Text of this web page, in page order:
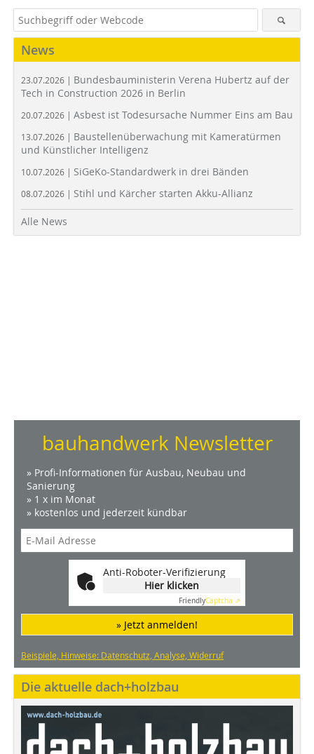
News
23.07.2026 | Bundesbauministerin Verena Hubertz auf der
Tech in Construction 2026 in Berlin
20.07.2026 | Asbest ist Todesursache Nummer Eins am Bau
13.07.2026 | Baustellenüberwachung mit Kameratürmen
und Künstlicher Intelligenz
10.07.2026 | SiGeKo-Standardwerk in drei Bänden
08.07.2026 | Stihl und Kärcher starten Akku-Allianz
Alle News
bauhandwerk Newsletter
» Profi-Informationen für Ausbau, Neubau und
Sanierung
» 1 x im Monat
» kostenlos und jederzeit kündbar
Anti-Roboter-Verifizierung
Hier klicken
FriendlyCaptcha ⇗
» Jetzt anmelden!
Beispiele, Hinweise: Datenschutz, Analyse, Widerruf
Die aktuelle dach+holzbau